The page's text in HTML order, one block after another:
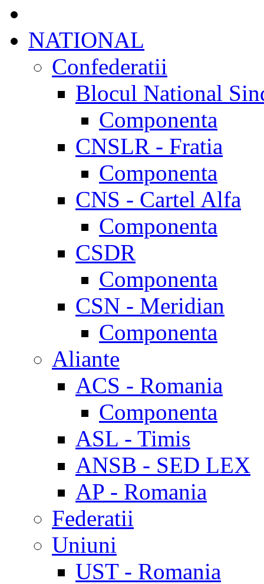
NATIONAL
Confederatii
Blocul National
Componenta
CNSLR - Fratia
Componenta
CNS - Cartel Alfa
Componenta
CSDR
Componenta
CSN - Meridian
Componenta
Aliante
ACS - Romania
Componenta
ASL - Timis
ANSB - SED LEX
AP - Romania
Federatii
Uniuni
UST - Romania